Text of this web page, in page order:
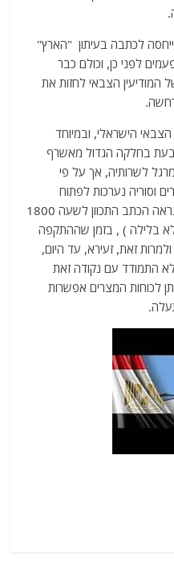
לכתבה בעיתון "הארץ"
לפני כן, וכולם כבר
המודיעין הצבאי לחזות את
הישראלי, ובמיוחד
בחלקה הגדול מאשרף
לשרותיה, אך על פי
וסוריה נערכות לפתוח
במלחמה בשעה שמונה בערב ( כנראה הכתב התכוון לשעה 1800
ולא בלילה ) , בזמן שההתקפה
זאת, זעירא, עד היום,
התמודד עם נקודה זאת
לכוחות המצרים אפשרות